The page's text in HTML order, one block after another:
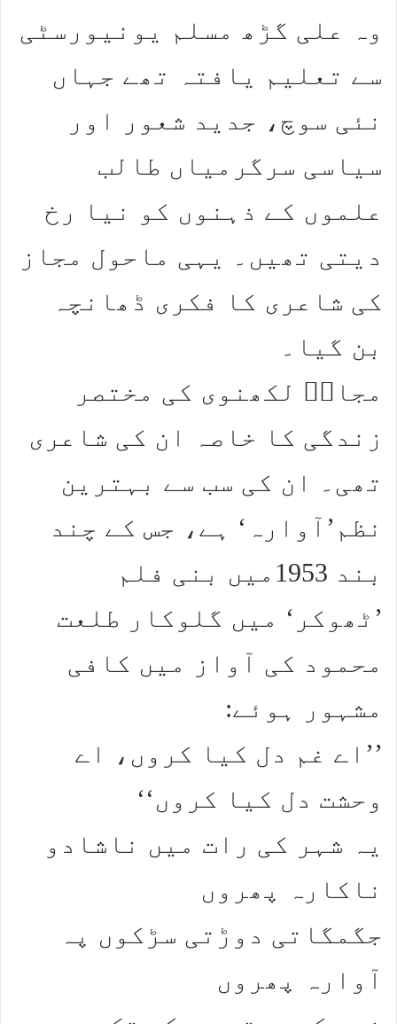
وہ علی گڑھ مسلم یونیورسٹی
سے تعلیم یافتہ تھے جہاں
نئی سوچ، جدید شعور اور
سیاسی سرگرمیاں طالب
علموں کے ذہنوں کو نیا رخ
دیتی تھیں۔ یہی ماحول مجاز
کی شاعری کا فکری ڈھانچہ
بن گیا۔
مجازؔ لکھنوی کی مختصر
زندگی کا خاصہ ان کی شاعری
تھی۔ ان کی سب سے بہترین
نظم’آوارہ‘ ہے، جس کے چند
بند 1953میں بنی فلم
’ٹھوکر‘ میں گلوکار طلعت
محمود کی آواز میں کافی
مشہور ہوئے:
’’اے غم دل کیا کروں، اے
وحشت دل کیا کروں‘‘
یہ شہر کی رات میں ناشادو
ناکارہ پھروں
جگمگاتی دوڑتی سڑکوں پہ
آوارہ پھروں